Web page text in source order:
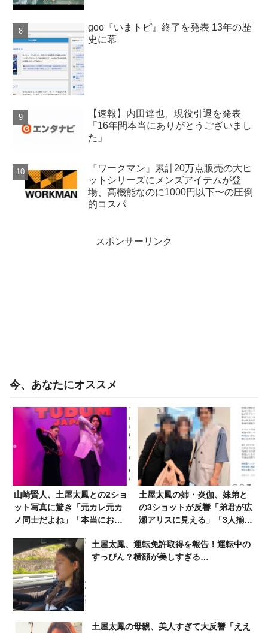
goo『いまトピ』終了を発表 13年の歴
史に幕
【速報】内田達也、現役引退を発表
「16年間本当にありがとうございまし
た」
『ワークマン』累計20万点販売の大ヒ
ットシリーズにメンズアイテムが登
場、高機能なのに1000円以下〜の圧倒
的コスパ
スポンサーリンク
今、あなたにオススメ
山崎賢人、土屋太鳳との2ショ
ット写真に驚き「元カレ元カ
ノ同士だよね」「本当にお似
土屋太鳳の姉・炎伽、妹弟と
の3ショットが反響「弟君が広
瀬アリスに見える」「3人揃っ
土屋太鳳、運転免許取得を報告！運転中の
すっぴん？横顔が美しすぎる…
土屋太鳳の母親、美人すぎて大反響「ええ